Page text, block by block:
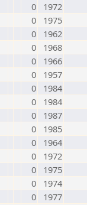
0
1972
0
1975
0
1962
0
1968
0
1966
0
1957
0
1984
0
1984
0
1987
0
1985
0
1964
0
1972
0
1975
0
1974
0
1977